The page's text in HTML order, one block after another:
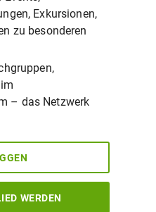
Exkursionen,
zu besonderen
– das Netzwerk
WERDEN